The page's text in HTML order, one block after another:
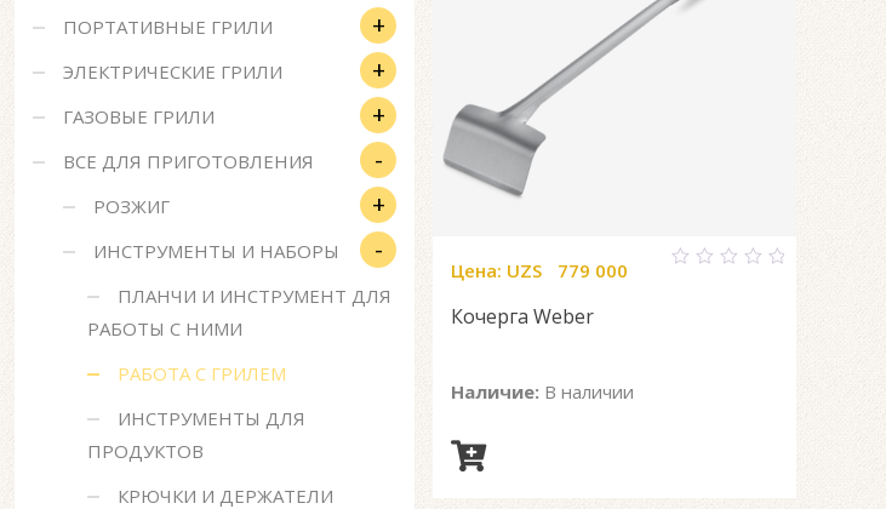
ПОРТАТИВНЫЕ ГРИЛИ +
ЭЛЕКТРИЧЕСКИЕ ГРИЛИ +
ГАЗОВЫЕ ГРИЛИ +
ВСЕ ДЛЯ ПРИГОТОВЛЕНИЯ
РОЗЖИГ
+
ИНСТРУМЕНТЫ И НАБОРЫ
ПЛАНЧИ И ИНСТРУМЕНТ ДЛЯ
РАБОТЫ С НИМИ
РАБОТА С ГРИЛЕМ
ИНСТРУМЕНТЫ ДЛЯ
ПРОДУКТОВ
КРЮЧКИ И ДЕРЖАТЕЛИ
-
-
Цена: UZS 779 000
Кочерга Weber
Наличие: В наличии